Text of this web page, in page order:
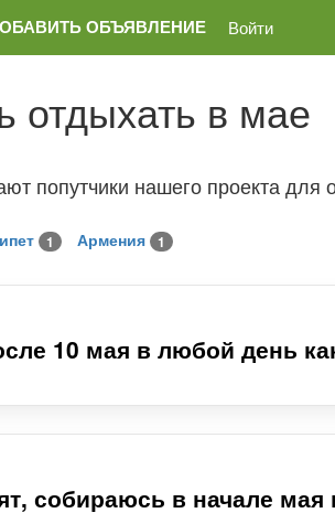
ОБЪЯВЛЕНИЕ Войти
отдыхать в мае
попутчики нашего проекта для
1 Армения 1
10 мая в любой день
собираюсь в начале мая